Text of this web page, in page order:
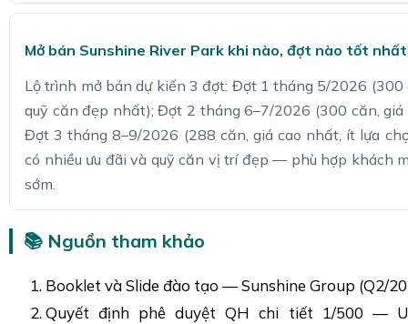
Mở bán Sunshine River Park khi nào, đợt nào tốt
Lộ trình mở bán dự kiến 3 đợt: Đợt 1 tháng 5/2026 (300
quỹ căn đẹp nhất); Đợt 2 tháng 6–7/2026 (300 căn, giá
Đợt 3 tháng 8–9/2026 (288 căn, giá cao nhất, ít lựa
có nhiều ưu đãi và quỹ căn vị trí đẹp — phù hợp khách
sớm.
📚 Nguồn tham khảo
Booklet và Slide đào tạo — Sunshine Group (Q2/
Quyết định phê duyệt QH chi tiết 1/500 —